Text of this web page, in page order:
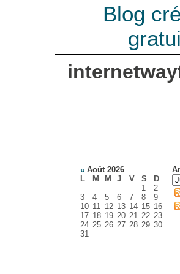
Blog
« Août 2026
L
M M J V S
D
1
2
3
4 5 6 7 8
9
10 11 12 13 14 15 16
17 18 19 20 21 22 23
24 25 26 27 28 29 30
31